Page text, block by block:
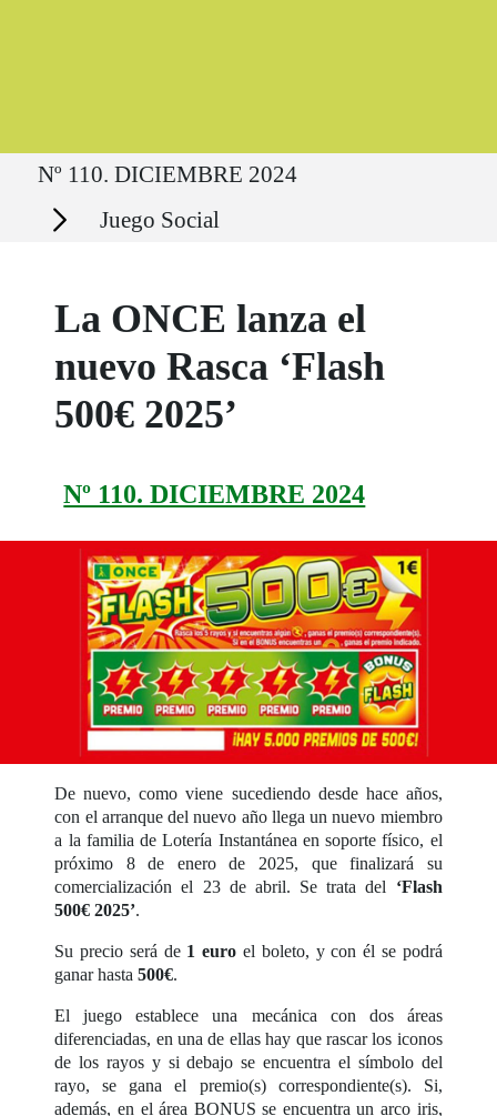
Ruta del sitio
Nº 110. DICIEMBRE 2024
Secciones Juego Social
La ONCE lanza el
nuevo Rasca ‘Flash
500€ 2025’
Nº 110. DICIEMBRE 2024
De nuevo, como viene sucediendo desde hace años,
con el arranque del nuevo año llega un nuevo miembro
a la familia de Lotería Instantánea en soporte físico, el
próximo 8 de enero de 2025, que finalizará su
comercialización el 23 de abril. Se trata del ‘Flash
500€ 2025’.
Su precio será de 1 euro el boleto, y con él se podrá
ganar hasta500€.
El juego establece una mecánica con dos áreas
diferenciadas, en una de ellas hay que rascar los iconos
de los rayos y si debajo se encuentra el símbolo del
rayo, se gana el premio(s) correspondiente(s). Si,
además, en el área BONUS se encuentra un arco iris,